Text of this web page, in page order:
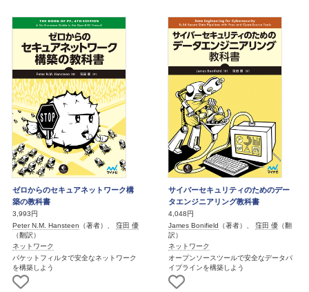
ゼロからのセキュアネットワーク構
築の教科書
3,993円
Peter N.M. Hansteen （著者）、 窪田 優
（翻訳）
ネットワーク
パケットフィルタで安全なネットワーク
を構築しよう
サイバーセキュリティのためのデー
タエンジニアリング教科書
4,048円
James Bonifield （著者）、 窪田 優 （翻
訳）
ネットワーク
オープンソースツールで安全なデータパ
イプラインを構築しよう